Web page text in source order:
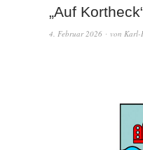
„Auf
4. Februar 2026 von Karl-